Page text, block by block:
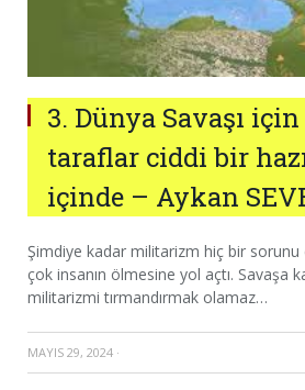
3. Dünya Savaşı
taraflar ciddi bir
içinde – Aykan
Şimdiye kadar militarizm hiç bir
çok insanın ölmesine yol açtı. Savaşa
militarizmi tırmandırmak olamaz…
MAYIS 29, 2024 ·